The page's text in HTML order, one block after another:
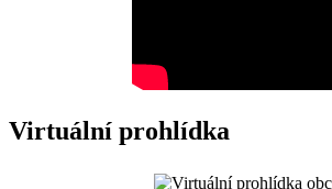
Virtuální prohlídka